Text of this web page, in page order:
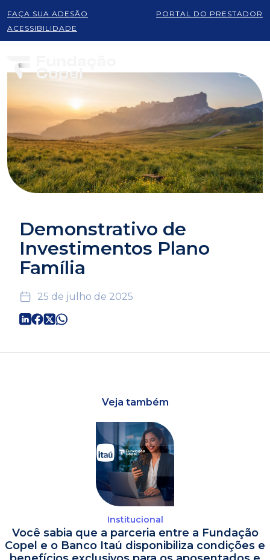
FAÇA SUA ADESÃO
PORTAL DO PRESTADOR
ACESSIBILIDADE
Demonstrativo de
Investimentos Plano
Família
25 de julho de 2025
Veja também
Institucional
Você sabia que a parceria entre a Fundação
Copel e o Banco Itaú disponibiliza condições e